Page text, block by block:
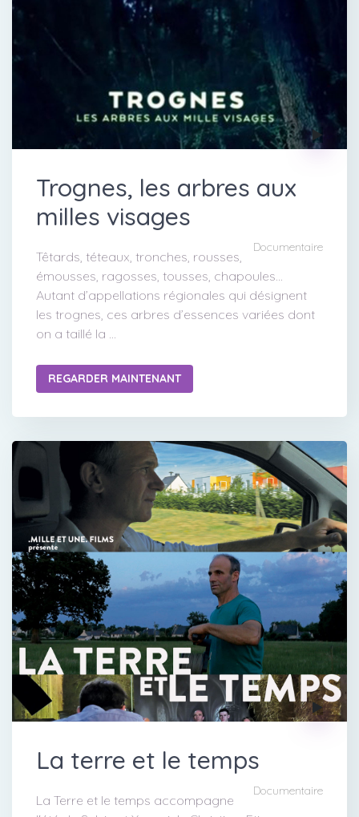
Trognes, les arbres aux
milles visages
Documentaire
Têtards, téteaux, tronches, rousses,
émousses, ragosses, tousses, chapoules...
Autant d’appellations régionales qui désignent
les trognes, ces arbres d’essences variées dont
on a taillé la ...
REGARDER MAINTENANT
La terre et le temps
Documentaire
La Terre et le temps accompagne